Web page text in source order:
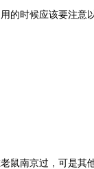
时候应该要注意
南京过，可是其